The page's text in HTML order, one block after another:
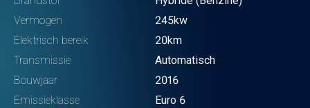
Vermogen
245kw
Elektrisch bereik
20km
Transmissie
Automatisch
Bouwjaar
2016
Emissieklasse
Euro 6